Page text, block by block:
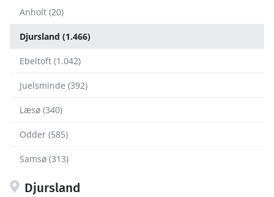
Anholt (20)
Djursland (1.466)
Ebeltoft (1.042)
Juelsminde (392)
Læsø (340)
Odder (585)
Samsø (313)
Djursland